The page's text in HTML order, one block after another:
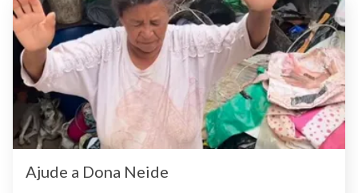
Ajude a Dona Neide